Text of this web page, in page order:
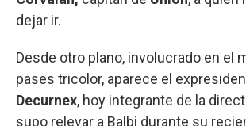
dejar ir.
Desde otro plano, involucrado en el
pases tricolor, aparece el
Decurnex, hoy integrante de la
supo relevar a Balbi durante su